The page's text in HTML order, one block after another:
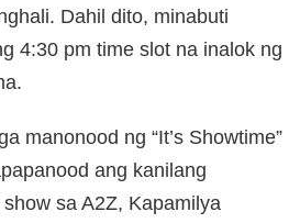
Dahil dito, minabuti
4:30 pm time slot na inalok ng
manonood ng “It’s Showtime”
ang kanilang
sa A2Z, Kapamilya